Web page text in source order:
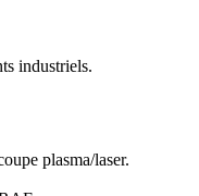
industriels.
plasma/laser.